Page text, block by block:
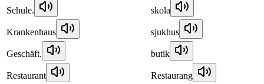
Schule. skola
Krankenhaus sjukhus
Geschäft. butik
Restaurant Restaurang